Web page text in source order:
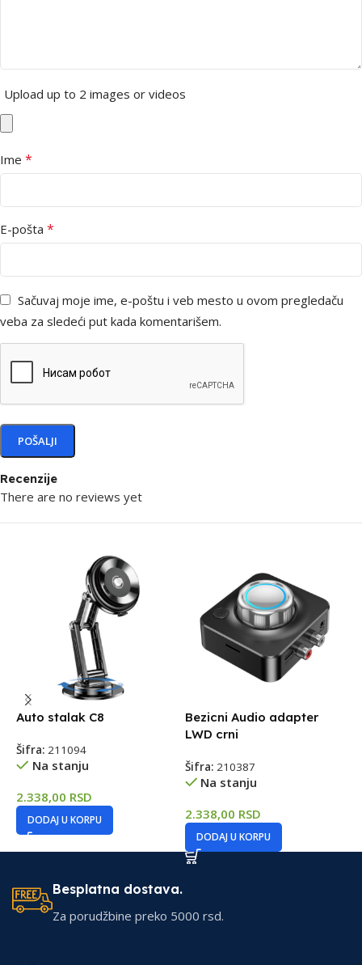
Recenzije
There are no reviews yet
Upload up to 2 images or videos
Ime *
E-pošta *
Sačuvaj moje ime, e-poštu i veb mesto u ovom pregledaču
veba za sledeći put kada komentarišem.
Auto stalak C8
Šifra: 211094
Na stanju
2.338,00 RSD
DODAJ U KORPU
Bezicni Audio adapter
LWD crni
Šifra: 210387
Na stanju
2.338,00 RSD
DODAJ U KORPU
Besplatna dostava.
Za porudžbine preko 5000 rsd.